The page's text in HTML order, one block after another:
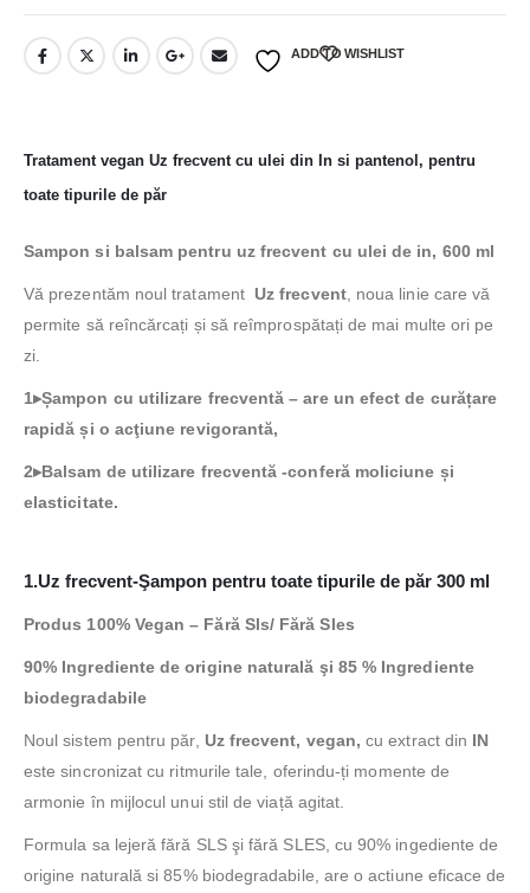
ADD TO WISHLIST
Tratament vegan Uz frecvent cu ulei din In si pantenol, pentru
toate tipurile de păr
Sampon si balsam pentru uz frecvent cu ulei de in, 600 ml
Vă prezentăm noul tratament Uz frecvent, noua linie care vă
permite să reîncărcați și să reîmprospătați de mai multe ori pe
zi.
1▸Șampon cu utilizare frecventă – are un efect de curățare
rapidă și o acţiune revigorantă,
2▸Balsam de utilizare frecventă -conferă moliciune și
elasticitate.
1.Uz frecvent-Şampon pentru toate tipurile de păr 300 ml
Produs 100% Vegan – Fără Sls/ Fără Sles
90% Ingrediente de origine naturală şi 85 % Ingrediente
biodegradabile
Noul sistem pentru păr, Uz frecvent, vegan,cu extract din IN
este sincronizat cu ritmurile tale, oferindu-ți momente de
armonie în mijlocul unui stil de viață agitat.
Formula sa lejeră fără SLS şi fără SLES, cu 90% ingediente de
origine naturală si 85% biodegradabile, are o actiune eficace de